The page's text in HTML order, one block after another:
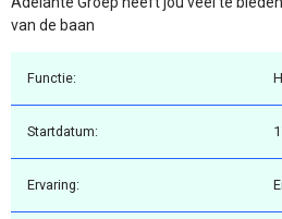
van de baan
Functie:
Startdatum:
Ervaring: